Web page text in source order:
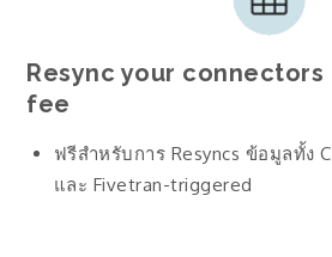
Resync your
fee
ฟรีสำหรับการ Resyncs ข้อมูลทั้ง
และ Fivetran-triggered